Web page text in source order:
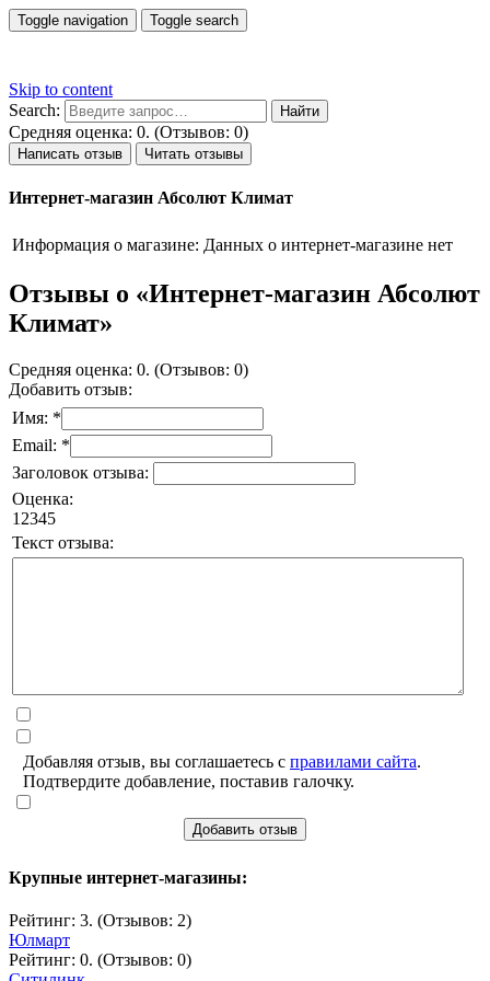
Toggle navigation Toggle search
Skip to content
Search:
Средняя оценка: 0. (Отзывов: 0)
Написать отзыв Читать отзывы
Интернет-магазин Абсолют Климат
Информация о магазине: Данных о интернет-магазине нет
Отзывы о «Интернет-магазин Абсолют
Климат»
Средняя оценка: 0. (Отзывов: 0)
Добавить отзыв:
Имя: *
Email: *
Заголовок отзыва:
Оценка:
1 2345
Текст отзыва:
Добавляя отзыв, вы соглашаетесь с правилами сайта.
Подтвердите добавление, поставив галочку.
Добавить отзыв
Крупные интернет-магазины:
Рейтинг: 3. (Отзывов: 2)
Юлмарт
Рейтинг: 0. (Отзывов: 0)